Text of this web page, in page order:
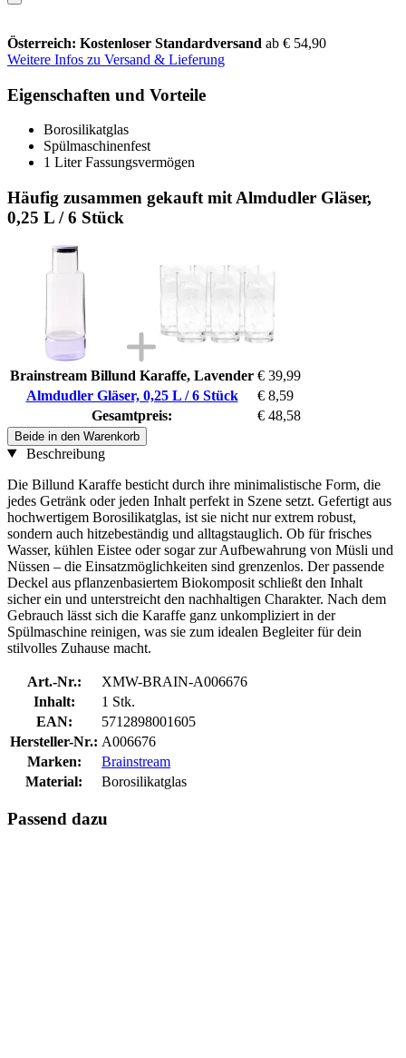
Österreich: Kostenloser Standardversand ab € 54,90
Weitere Infos zu Versand & Lieferung
Eigenschaften und Vorteile
Borosilikatglas
Spülmaschinenfest
1 Liter Fassungsvermögen
Häufig zusammen gekauft mit Almdudler Gläser,
0,25 L / 6 Stück
Brainstream Billund Karaffe, Lavender € 39,99
Almdudler Gläser, 0,25 L / 6 Stück
€ 8,59
Gesamtpreis:
€ 48,58
Beide in den Warenkorb
Beschreibung
Die Billund Karaffe besticht durch ihre minimalistische Form, die
jedes Getränk oder jeden Inhalt perfekt in Szene setzt. Gefertigt aus
hochwertigem Borosilikatglas, ist sie nicht nur extrem robust,
sondern auch hitzebeständig und alltagstauglich. Ob für frisches
Wasser, kühlen Eistee oder sogar zur Aufbewahrung von Müsli und
Nüssen – die Einsatzmöglichkeiten sind grenzenlos. Der passende
Deckel aus pflanzenbasiertem Biokomposit schließt den Inhalt
sicher ein und unterstreicht den nachhaltigen Charakter. Nach dem
Gebrauch lässt sich die Karaffe ganz unkompliziert in der
Spülmaschine reinigen, was sie zum idealen Begleiter für dein
stilvolles Zuhause macht.
Art.-Nr.:
XMW-BRAIN-A006676
Inhalt:
1 Stk.
EAN:
5712898001605
Hersteller-Nr.: A006676
Marken:
Brainstream
Material:
Borosilikatglas
Passend dazu